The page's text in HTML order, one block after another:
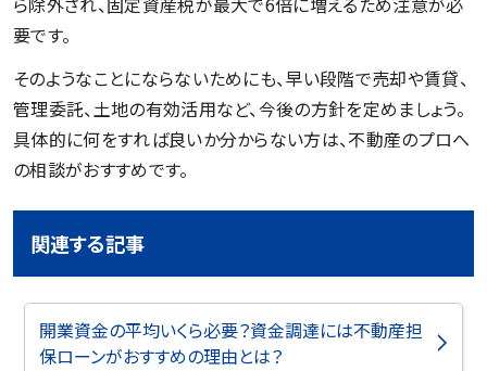
要です。
そのようなことにならないためにも、早い段階で売却や賃貸、
管理委託、土地の有効活用など、今後の方針を定めましょう。
具体的に何をすれば良いか分からない方は、不動産のプロへ
の相談がおすすめです。
関連する記事
開業資金の平均いくら必要？資金調達には不動産担
保ローンがおすすめの理由とは？